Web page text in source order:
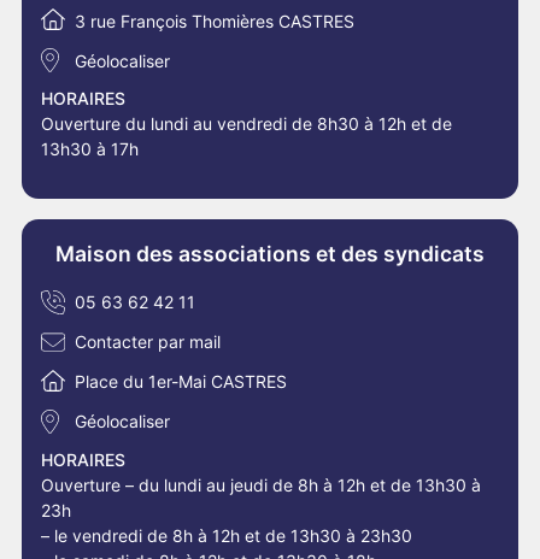
3 rue François Thomières CASTRES
Géolocaliser
HORAIRES
Ouverture du lundi au vendredi de 8h30 à 12h et de
13h30 à 17h
Maison des associations et des syndicats
05 63 62 42 11
Contacter par mail
Place du 1er-Mai CASTRES
Géolocaliser
HORAIRES
Ouverture – du lundi au jeudi de 8h à 12h et de 13h30 à
23h
– le vendredi de 8h à 12h et de 13h30 à 23h30